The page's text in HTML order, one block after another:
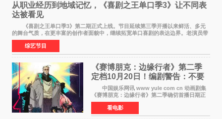
从职业经历到地域记忆，《喜剧之王单口季3》让不同表
达被看见
《喜剧之王单口季3》第二期正式上线。节目延续第三季开播以来鲜活、多元
的舞台气质，在更丰富的创作者面貌中，继续拓宽单口喜剧的表达边界。老演员带
着更加成熟的文本与舞台掌控回归，新面孔则
综艺节目
《赛博朋克：边缘行者》第二季
定档10月20日！编剧警告：不要
对角色投入太深
中国娱乐网讯 www yule com cn 动画剧集
《赛博朋克：边缘行者》第二季确切首播日期正
式敲定——将于10月20日在Netflix全球上线。此
前，Netflix韩国官方账号曾短暂出现这一日期信
息，随后迅
看电影